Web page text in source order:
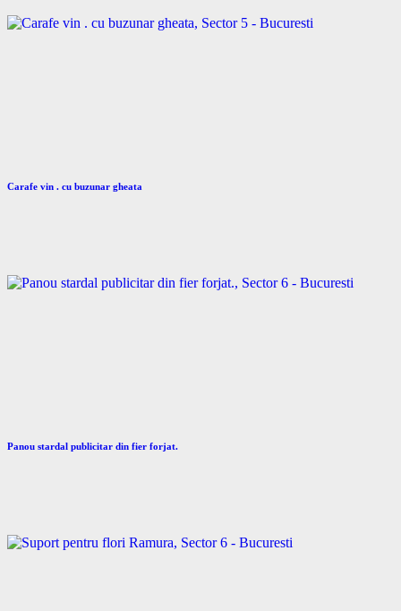
Carafe vin . cu buzunar gheata
Panou stardal publicitar din fier forjat.